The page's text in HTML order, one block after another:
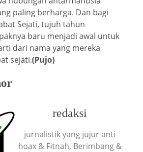
paling berharga. Dan bagi
Sejati, tujuh tahun
baru menjadi awal untuk
dari nama yang mereka
sejati.(Pujo)
redaksi
jurnalistik yang jujur anti
hoax & Fitnah, Berimbang &